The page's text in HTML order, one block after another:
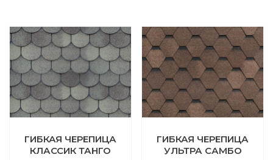
ГИБКАЯ ЧЕРЕПИЦА
КЛАССИК ТАНГО
ГИБКАЯ ЧЕРЕПИЦА
УЛЬТРА САМБО